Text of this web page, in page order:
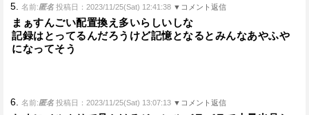
5. 名前:匿名 投稿日：2023/11/25(Sat) 12:41:38 ▼コメント返信
まぁすんごい配置換え多いらしいしな
記録はとってるんだろうけど記憶となるとみんなあやふや
になってそう
6. 名前:匿名 投稿日：2023/11/25(Sat) 13:07:13 ▼コメント返信